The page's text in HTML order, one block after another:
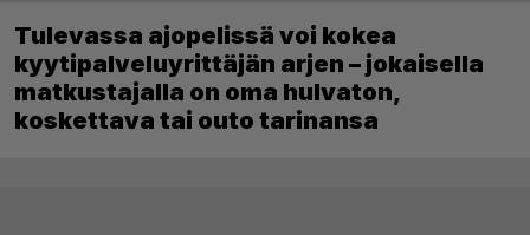
Tulevassa ajopelissä voi kokea
kyytipalveluyrittäjän arjen – jokaisella
matkustajalla on oma hulvaton,
koskettava tai outo tarinansa